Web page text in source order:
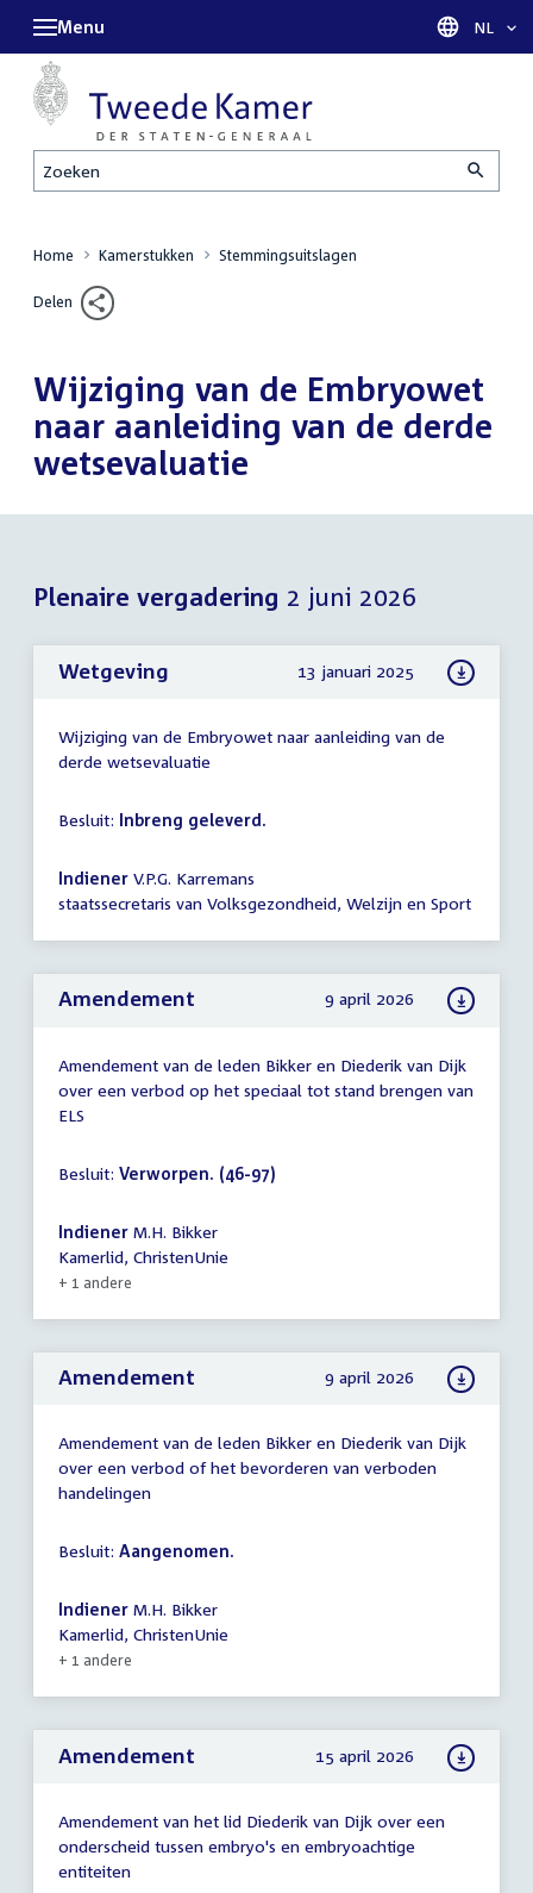
Zoeken
Menu Taal
NL
Home Kamerstukken Stemmingsuitslagen
Delen
Wijziging van de Embryowet
naar aanleiding van de derde
wetsevaluatie
Plenaire vergadering 2 juni 2026
Wetgeving 13 januari 2025
Wijziging van de Embryowet naar aanleiding van de
derde wetsevaluatie
Besluit: Inbreng geleverd.
Indiener V.P.G. Karremans
staatssecretaris van Volksgezondheid, Welzijn en Sport
Amendement 9 april 2026
Amendement van de leden Bikker en Diederik van Dijk
over een verbod op het speciaal tot stand brengen van
ELS
Besluit: Verworpen. (46-97)
Indiener M.H. Bikker
Kamerlid, ChristenUnie
+ 1 andere
Amendement 9 april 2026
Amendement van de leden Bikker en Diederik van Dijk
over een verbod of het bevorderen van verboden
handelingen
Besluit: Aangenomen.
Indiener M.H. Bikker
Kamerlid, ChristenUnie
+ 1 andere
Amendement 15 april 2026
Amendement van het lid Diederik van Dijk over een
onderscheid tussen embryo's en embryoachtige
entiteiten